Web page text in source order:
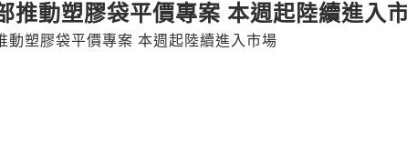
推動塑膠袋平價專案 本週起陸續進入
動塑膠袋平價專案 本週起陸續進入市場